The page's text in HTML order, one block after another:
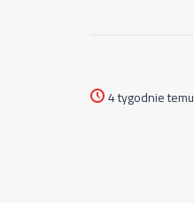
4 tygodnie temu